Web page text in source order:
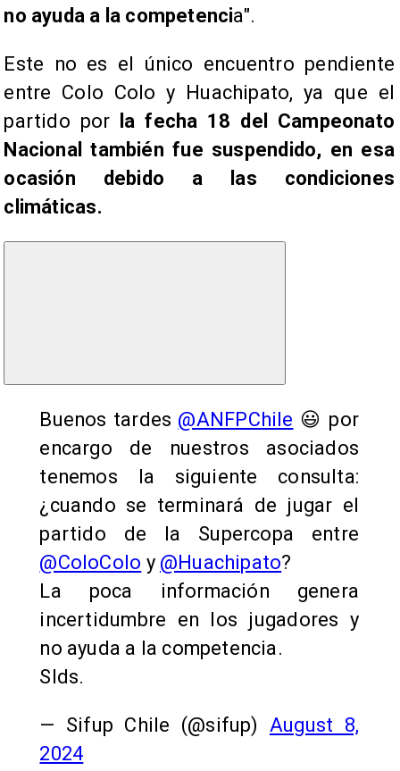
no ayuda a la competencia".
Este no es el único encuentro pendiente
entre Colo Colo y Huachipato, ya que el
partido por
la fecha 18 del Campeonato
Nacional también fue suspendido, en esa
ocasión debido a las condiciones
climáticas.
Buenos tardes @ANFPChile 😃 por
encargo de nuestros asociados
tenemos la siguiente consulta:
¿cuando se terminará de jugar el
partido de la Supercopa entre
@ColoColo y @Huachipato?
La poca información genera
incertidumbre en los jugadores y
no ayuda a la competencia.
Slds.
— Sifup Chile (@sifup) August 8,
2024